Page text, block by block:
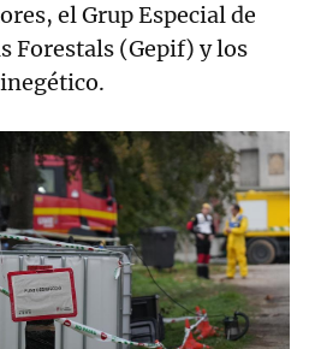
el Grup Especial de
Forestals (Gepif) y los